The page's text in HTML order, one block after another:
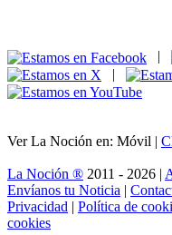
|
Ver La Noción en: Móvil |
La Noción ® 2011 - 2026 |
Envíanos tu Noticia |
Privacidad | Política de
cookies